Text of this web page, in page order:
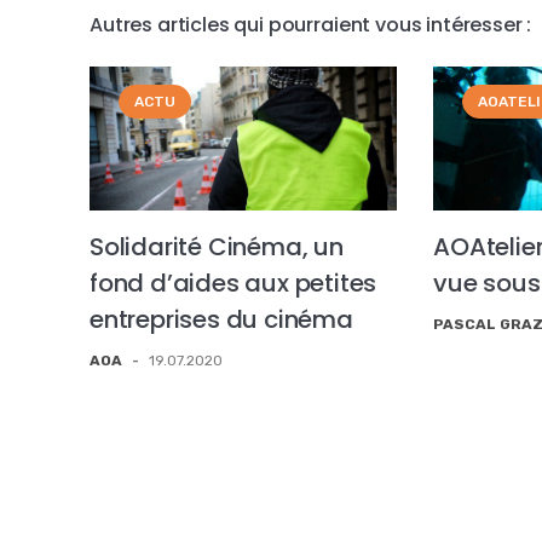
Autres articles qui pourraient vous intéresser :
ACTU
Solidarité Cinéma, un
fond d’aides aux petites
entreprises du cinéma
AOA - 19.07.2020
vue
PASCAL